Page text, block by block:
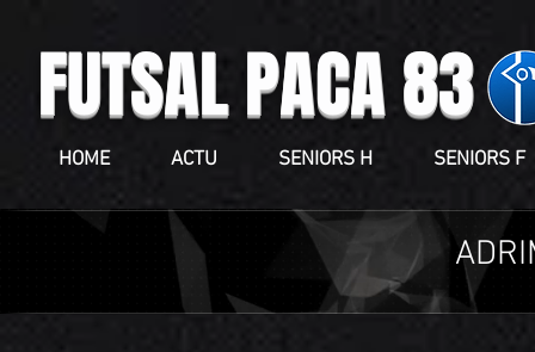
HOME ACTU SENIORS H SENIORS F
FUTSAL PACA 83